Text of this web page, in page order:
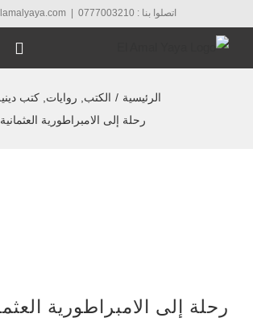
اتصلوا بنا : 0777003210
الرئيسية / الكتب, روايات, كتب
رحلة إلى الامبراطورية العثمانية
رحلة إلى الامبراطورية